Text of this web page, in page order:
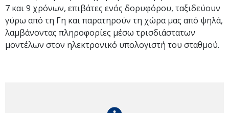
7 και 9 χρόνων, επιβάτες ενός δορυφόρου, ταξιδεύουν
γύρω από τη Γη και παρατηρούν τη χώρα μας από ψηλά,
λαμβάνοντας πληροφορίες μέσω τρισδιάστατων
μοντέλων στον ηλεκτρονικό υπολογιστή του σταθμού.